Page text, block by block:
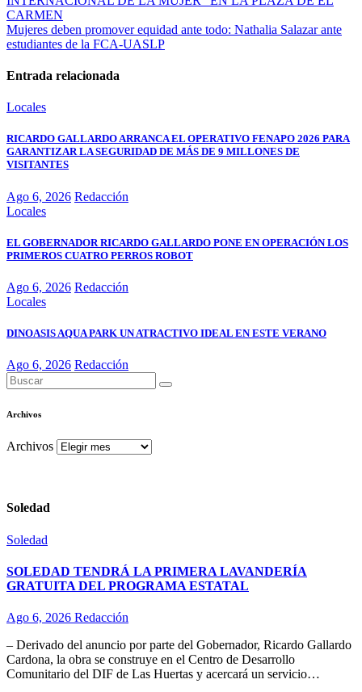
CARMEN
Mujeres deben promover equidad ante todo: Nathalia Salazar ante
estudiantes de la FCA-UASLP
Entrada relacionada
Locales
RICARDO GALLARDO ARRANCA EL OPERATIVO FENAPO 2026 PARA
GARANTIZAR LA SEGURIDAD DE MÁS DE 9 MILLONES DE
VISITANTES
Ago 6, 2026 Redacción
Locales
EL GOBERNADOR RICARDO GALLARDO PONE EN OPERACIÓN LOS
PRIMEROS CUATRO PERROS ROBOT
Ago 6, 2026 Redacción
Locales
DINOASIS AQUA PARK UN ATRACTIVO IDEAL EN ESTE VERANO
Ago 6, 2026 Redacción
Archivos
Archivos
Soledad
Soledad
SOLEDAD TENDRÁ LA PRIMERA LAVANDERÍA
GRATUITA DEL PROGRAMA ESTATAL
Ago 6, 2026 Redacción
– Derivado del anuncio por parte del Gobernador, Ricardo Gallardo
Cardona, la obra se construye en el Centro de Desarrollo
Comunitario del DIF de Las Huertas y acercará un servicio…